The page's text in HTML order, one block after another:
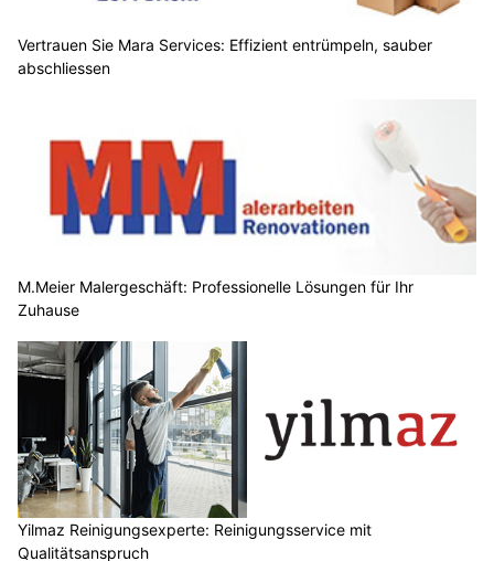
Vertrauen Sie Mara Services: Effizient entrümpeln, sauber
abschliessen
M.Meier Malergeschäft: Professionelle Lösungen für Ihr
Zuhause
Yilmaz Reinigungsexperte: Reinigungsservice mit
Qualitätsanspruch